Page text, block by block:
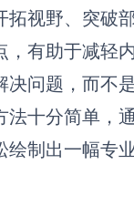
拓视野、突破
，有助于减轻
问题，而不
法十分简单，
绘制出一幅专